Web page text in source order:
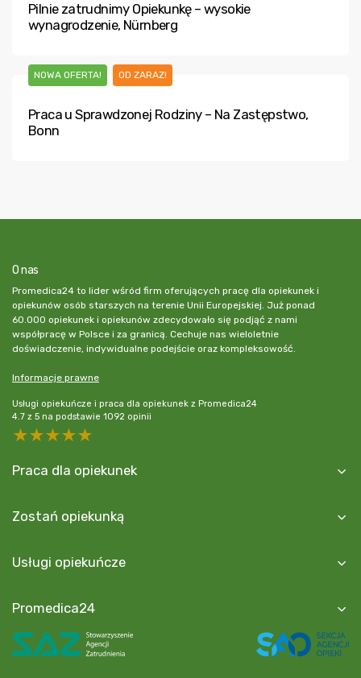
Pilnie zatrudnimy Opiekunkę – wysokie
wynagrodzenie, Nürnberg
NOWA OFERTA! OD ZARAZ!
Praca u Sprawdzonej Rodziny – Na Zastępstwo,
Bonn
O nas
Promedica24 to lider wśród firm oferujących pracę dla opiekunek i
opiekunów osób starszych na terenie Unii Europejskiej. Już ponad
60.000 opiekunek i opiekunów zdecydowało się podjąć z nami
współpracę w Polsce i za granicą. Cechuje nas wieloletnie
doświadczenie, indywidualne podejście oraz kompleksowość.
Informacje prawne
Usługi opiekuńcze i praca dla opiekunek z Promedica24
4.7 z 5 na podstawie 1092 opinii
5 stars
4 stars
3 stars
2 stars
Praca dla opiekunek
Zostań opiekunką
Usługi opiekuńcze
Promedica24